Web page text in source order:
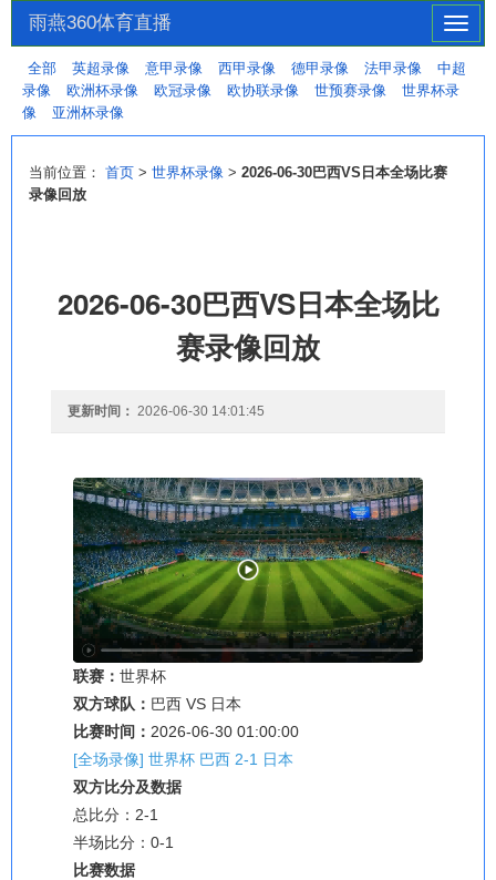
切
换
导
航
雨燕360体育直播
全部 英超录像 意甲录像 西甲录像 德甲录像 法甲录像
中超
录像
欧洲杯录像 欧冠录像 欧协联录像 世预赛录像
世界杯录
像
亚洲杯录像
当前位置： 首页 > 世界杯录像 > 2026-06-30巴西VS日本全场比赛
录像回放
2026-06-30巴西VS日本全场比
赛录像回放
更新时间： 2026-06-30 14:01:45
联赛： 世界杯
双方球队： 巴西 VS 日本
比赛时间： 2026-06-30 01:00:00
[全场录像] 世界杯 巴西 2-1 日本
双方比分及数据
总比分：2-1
半场比分：0-1
比赛数据